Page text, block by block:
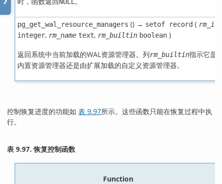
pg_get_wal_resource_managers () → setof record( rm_id
integer, rm_name text, rm_builtin boolean)
返回系统中当前加载的WAL资源管理器。列rm_builtin指示它是
内置资源管理器还是由扩展加载的自定义资源管理器。
控制恢复进度的功能如 表 9.97所示。这些函数只能在恢复过程中执
行。
表 9.97. 恢复控制函数
Function